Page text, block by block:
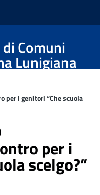
Comuni
Lunigiana
per i genitori “Che scuola
per i
scelgo?”